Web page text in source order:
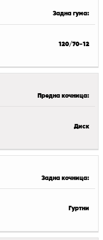
Задна гума:
120/70-12
Предна кочница:
Диск
Задна кочница:
Гуртни